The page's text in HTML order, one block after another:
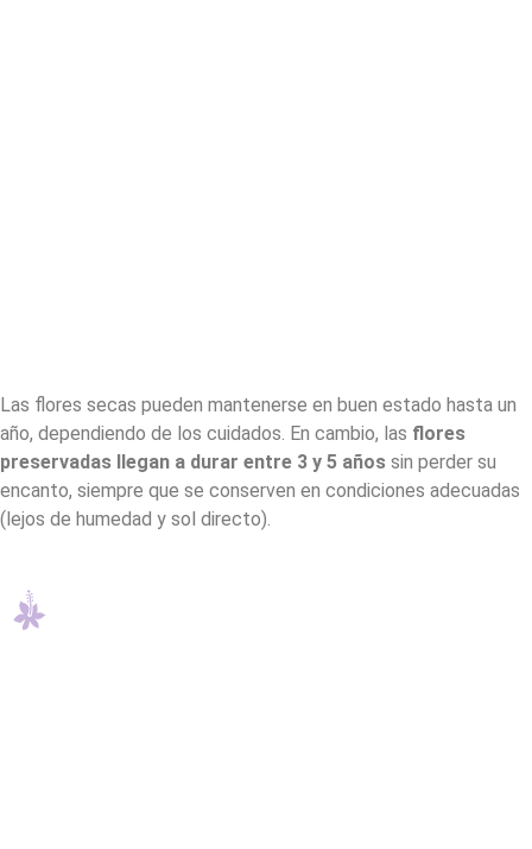
Las flores secas pueden mantenerse en buen estado hasta un
año, dependiendo de los cuidados. En cambio, las flores
preservadas llegan a durar entre 3 y 5 años sin perder su
encanto, siempre que se conserven en condiciones adecuadas
(lejos de humedad y sol directo).